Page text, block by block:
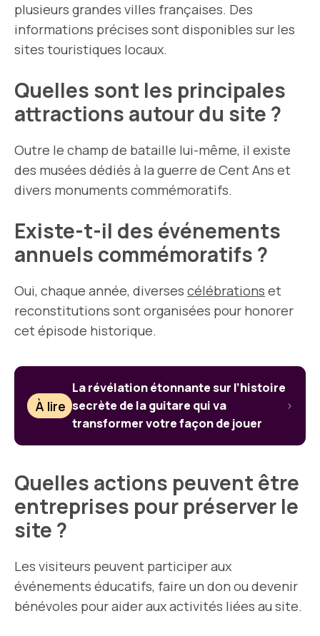
plusieurs grandes villes françaises. Des
informations précises sont disponibles sur les
sites touristiques locaux.
Quelles sont les principales
attractions autour du site ?
Outre le champ de bataille lui-même, il existe
des musées dédiés à la guerre de Cent Ans et
divers monuments commémoratifs.
Existe-t-il des événements
annuels commémoratifs ?
Oui, chaque année, diverses célébrations et
reconstitutions sont organisées pour honorer
cet épisode historique.
À lire
La révélation étonnante sur l’histoire
secrète de la guitare qui va
transformer votre façon de jouer
Quelles actions peuvent être
entreprises pour préserver le
site ?
Les visiteurs peuvent participer aux
événements éducatifs, faire un don ou devenir
bénévoles pour aider aux activités liées au site.